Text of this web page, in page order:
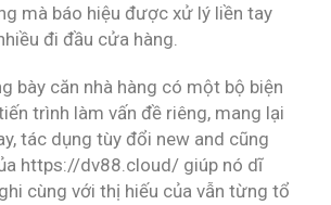
mà báo hiệu được xử lý liền tay
đi đầu cửa hàng.
bày căn nhà hàng có một bộ biện
trình làm vấn đề riêng, mang lại
tác dụng tùy đổi new and cũng
https://dv88.cloud/ giúp nó dĩ
cùng với thị hiếu của vẫn từng tổ